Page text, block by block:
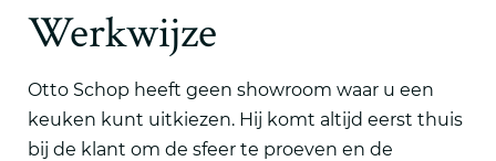
Werkwijze
Otto Schop heeft geen showroom waar u een
keuken kunt uitkiezen. Hij komt altijd eerst thuis
bij de klant om de sfeer te proeven en de